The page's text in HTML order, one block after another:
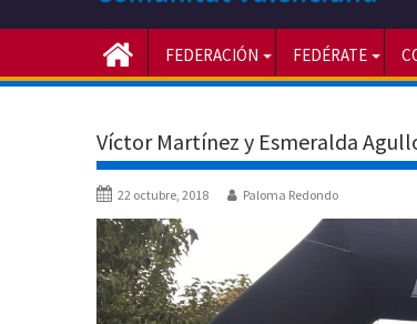
FEDERACIÓN FEDÉRATE
Víctor Martínez y Esmeralda
22 octubre, 2018 Paloma Redondo